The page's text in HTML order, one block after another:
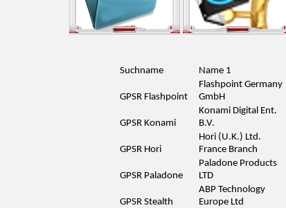
Suchname Name 1
GPSR Flashpoint
Flashpoint Germany
GmbH
GPSR Konami
Konami Digital Ent.
B.V.
GPSR Hori
Hori (U.K.) Ltd.
France Branch
GPSR Paladone
Paladone Products
LTD
GPSR Stealth
ABP Technology
Europe Ltd